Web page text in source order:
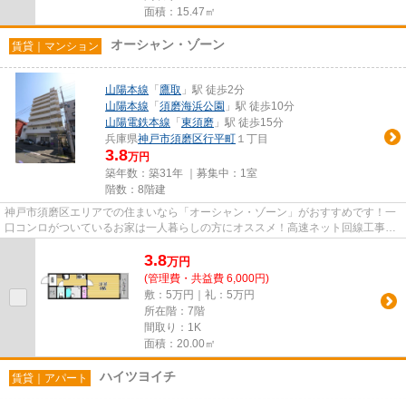
面積：15.47㎡
賃貸｜マンション オーシャン・ゾーン
山陽本線 「 鷹取 」駅 徒歩2分
山陽本線 「 須磨海浜公園 」駅 徒歩10分
山陽電鉄本線 「 東須磨 」駅 徒歩15分
兵庫県神戸市須磨区行平町 １丁目
3.8万円
築年数：築31年 ｜募集中： 1室
階数：8階建
神戸市須磨区エリアでの住まいなら「オーシャン・ゾーン」がおすすめです！一
口コンロがついているお家は一人暮らしの方にオススメ！高速ネット回線工事済
3.8万円
(管理費・共益費 6,000円)
敷：5万円｜礼：5万円
所在階：7階
間取り：1K
面積：20.00㎡
賃貸｜アパート ハイツヨイチ